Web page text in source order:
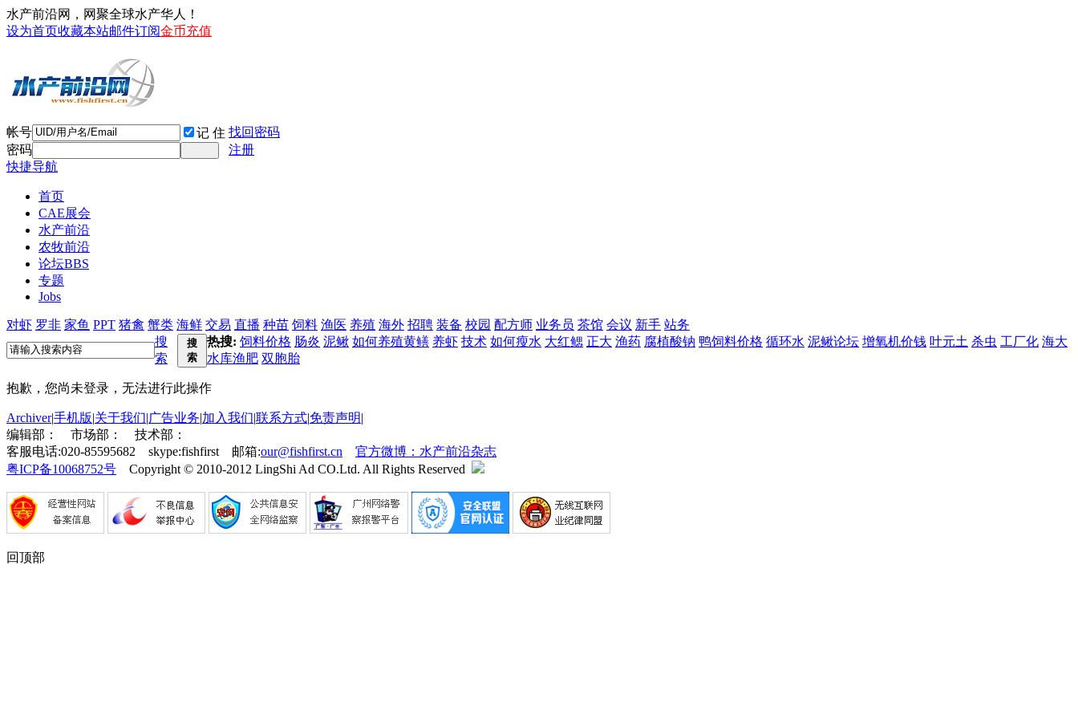
水产前沿网，网聚全球水产华人！
设为首页收藏本站邮件订阅金币充值
帐号 记 住 找回密码
密码
注册
快捷导航
首页
CAE展会
水产前沿
农牧前沿
论坛BBS
专题
Jobs
对虾 罗非 家鱼 PPT 猪禽 蟹类 海鲜 交易 直播 种苗 饲料 渔医 养殖 海外 招聘 装备 校园 配方师 业务员 茶馆 会议 新手 站务
搜
索
搜
索
热搜: 饲料价格 肠炎 泥鳅 如何养殖黄鳝 养虾 技术 如何瘦水 大红鳃 正大 渔药 腐植酸钠 鸭饲料价格 循环水 泥鳅论坛 增氧机价钱 叶元土 杀虫 工厂化 海大
水库渔肥 双胞胎
抱歉，您尚未登录，无法进行此操作
Archiver|手机版|关于我们|广告业务|加入我们|联系方式|免责声明|
编辑部：
市场部：
技术部：
客服电话:020-85595682 skype:fishfirst 邮箱:our@fishfirst.cn
官方微博：水产前沿杂志
粤ICP备10068752号
Copyright © 2010-2012 LingShi Ad CO.Ltd. All Rights Reserved
回顶部